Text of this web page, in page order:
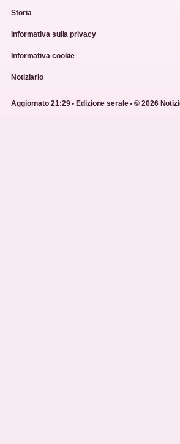
Storia
Informativa sulla privacy
Informativa cookie
Notiziario
Aggiornato 21:29 • Edizione serale • © 2026